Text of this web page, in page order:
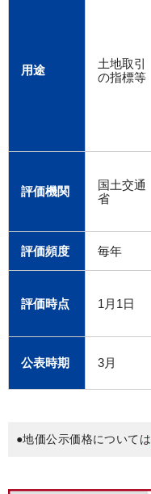
用途
土地取引
の指標等
評価機関
国土交通
省
評価頻度 毎年
評価時点 1月1日
公表時期 3月
●地価公示価格については